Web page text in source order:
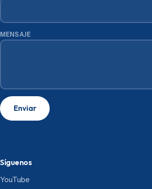
MENSAJE
Enviar
Síguenos
YouTube